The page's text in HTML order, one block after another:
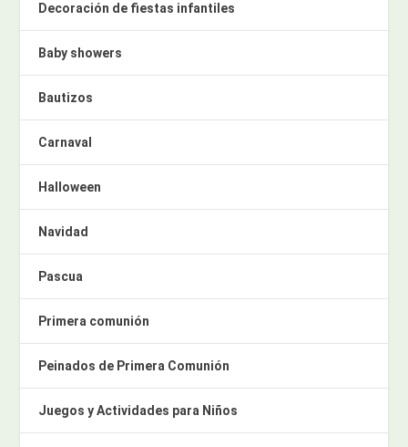
Decoración de fiestas infantiles
Baby showers
Bautizos
Carnaval
Halloween
Navidad
Pascua
Primera comunión
Peinados de Primera Comunión
Juegos y Actividades para Niños